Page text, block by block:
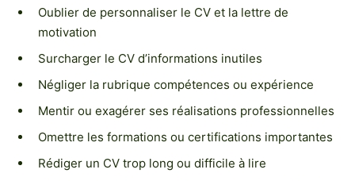
Oublier de personnaliser le CV et la lettre de
motivation
Surcharger le CV d’informations inutiles
Négliger la rubrique compétences ou expérience
Mentir ou exagérer ses réalisations professionnelles
Omettre les formations ou certifications importantes
Rédiger un CV trop long ou difficile à lire